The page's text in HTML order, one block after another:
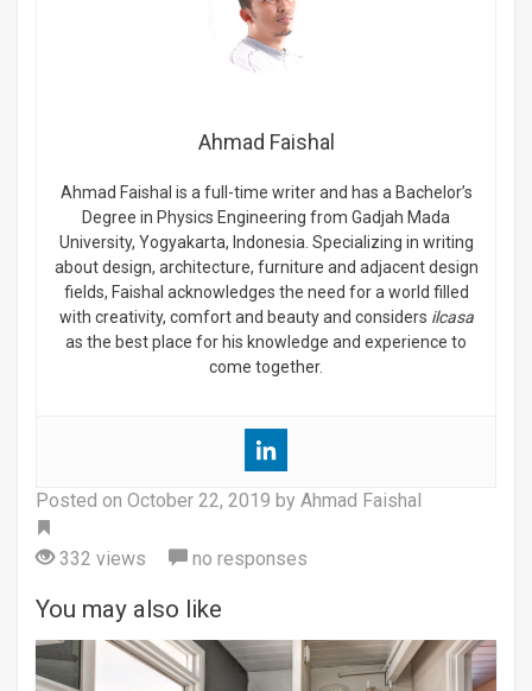
Ahmad Faishal
Ahmad Faishal is a full-time writer and has a Bachelor’s
Degree in Physics Engineering from Gadjah Mada
University, Yogyakarta, Indonesia. Specializing in writing
about design, architecture, furniture and adjacent design
fields, Faishal acknowledges the need for a world filled
with creativity, comfort and beauty and considers ilcasa
as the best place for his knowledge and experience to
come together.
Posted on October 22, 2019 by Ahmad Faishal
332 views
no responses
You may also like